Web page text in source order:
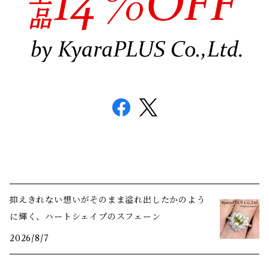
抑えきれない想いがそのまま溢れ出したかのよう
に輝く、ハートシェイプのスフェーン
2026/8/7